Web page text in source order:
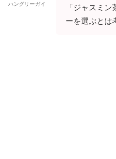
ハングリーガイ
「ジャスミ
ーを選ぶとは